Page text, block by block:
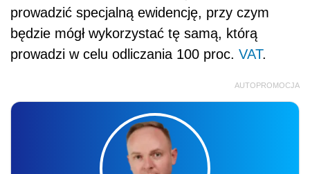
prowadzić specjalną ewidencję, przy czym
będzie mógł wykorzystać tę samą, którą
prowadzi w celu odliczania 100 proc. VAT.
AUTOPROMOCJA